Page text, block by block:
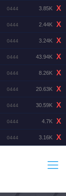
0444 3.85K
X
0444 2.44K
X
0444 3.24K
X
0444 43.94K
X
0444 8.26K
X
0444 20.63K
X
0444 30.59K
X
0444 4.7K
X
0444 3.16K X